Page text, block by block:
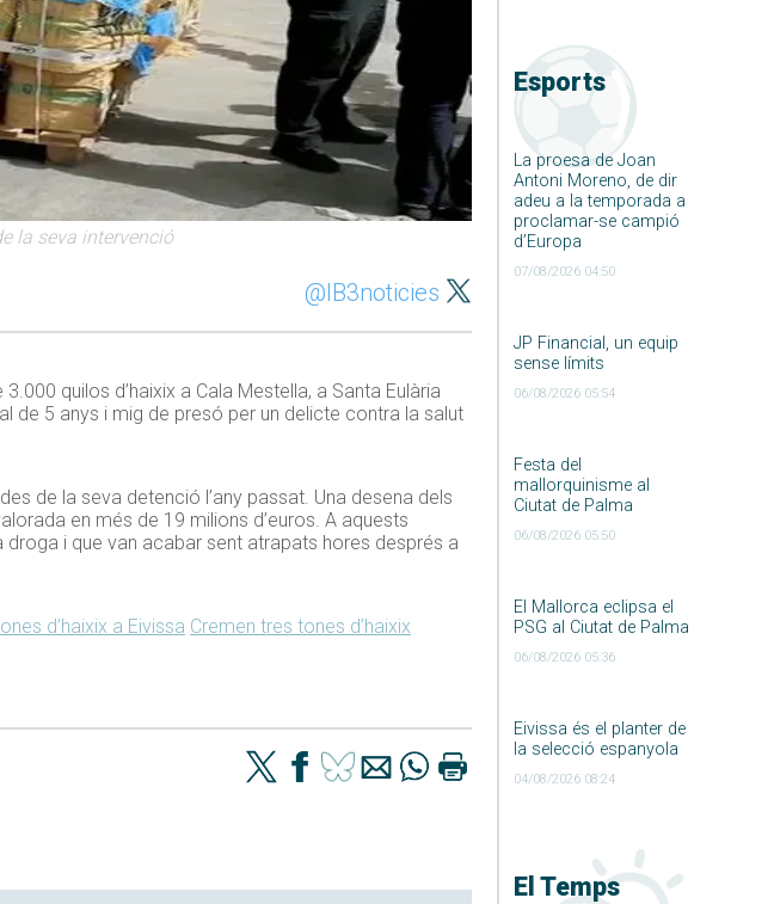
Esports
La proesa de Joan
Antoni Moreno, de dir
adeu a la temporada a
proclamar-se campió
d’Europa
07/08/2026 04:50
JP Financial, un equip
sense límits
06/08/2026 05:54
Festa del
mallorquinisme al
Ciutat de Palma
06/08/2026 05:50
El Mallorca eclipsa el
PSG al Ciutat de Palma
06/08/2026 05:36
Eivissa és el planter de
la selecció espanyola
04/08/2026 08:24
El Temps
la seva intervenció
@IB3noticies
quilos d’haixix a Cala Mestella, a Santa Eulària
de 5 anys i mig de presó per un delicte contra la salut
de la seva detenció l’any passat. Una desena dels
en més de 19 milions d’euros. A aquests
i que van acabar sent atrapats hores després a
d’haixix a Eivissa Cremen tres tones d’haixix